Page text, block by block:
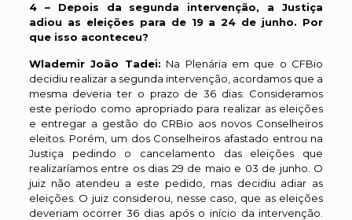
4 – Depois da segunda intervenção, a Justiça
adiou as eleições para de 19 a 24 de junho. Por
que isso aconteceu?
Wlademir João Tadei: Na Plenária em que o CFBio
decidiu realizar a segunda intervenção, acordamos que a
mesma deveria ter o prazo de 36 dias. Consideramos
este período como apropriado para realizar as eleições
e entregar a gestão do CRBio aos novos Conselheiros
eleitos. Porém, um dos Conselheiros afastado entrou na
Justiça pedindo o cancelamento das eleições que
realizaríamos entre os dias 29 de maio e 03 de junho. O
juiz não atendeu a este pedido, mas decidiu adiar as
eleições. O juiz considerou, nesse caso, que as eleições
deveriam ocorrer 36 dias após o início da intervenção.